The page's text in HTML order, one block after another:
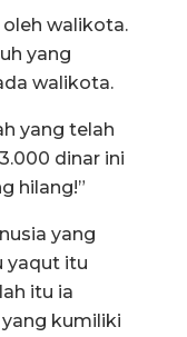
oleh walikota.
yang
walikota.
yang telah
dinar ini
hilang!”
yang
yaqut itu
itu ia
kumiliki